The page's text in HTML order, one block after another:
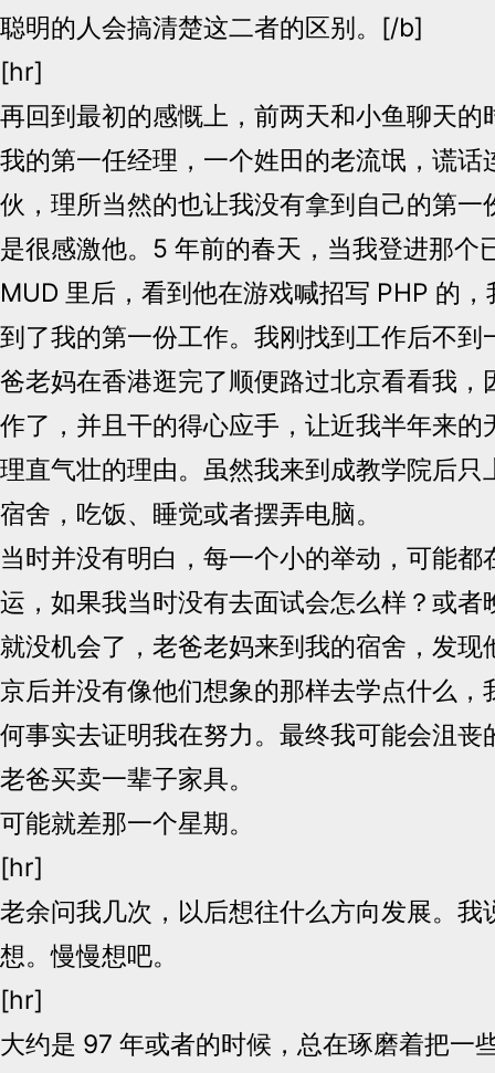
聪明的人会搞清楚这二者的区别。[/b]
[hr]
再回到最初的感慨上，前两天和小鱼聊天的
我的第一任经理，一个姓田的老流氓，谎话
伙，理所当然的也让我没有拿到自己的第一
是很感激他。5 年前的春天，当我登进那个
MUD 里后，看到他在游戏喊招写 PHP 的
到了我的第一份工作。我刚找到工作后不到
爸老妈在香港逛完了顺便路过北京看看我，
作了，并且干的得心应手，让近我半年来的
理直气壮的理由。虽然我来到成教学院后只
宿舍，吃饭、睡觉或者摆弄电脑。
当时并没有明白，每一个小的举动，可能都
运，如果我当时没有去面试会怎么样？或者
就没机会了，老爸老妈来到我的宿舍，发现
京后并没有像他们想象的那样去学点什么，
何事实去证明我在努力。最终我可能会沮丧
老爸买卖一辈子家具。
可能就差那一个星期。
[hr]
老余问我几次，以后想往什么方向发展。我
想。慢慢想吧。
[hr]
大约是 97 年或者的时候，总在琢磨着把一